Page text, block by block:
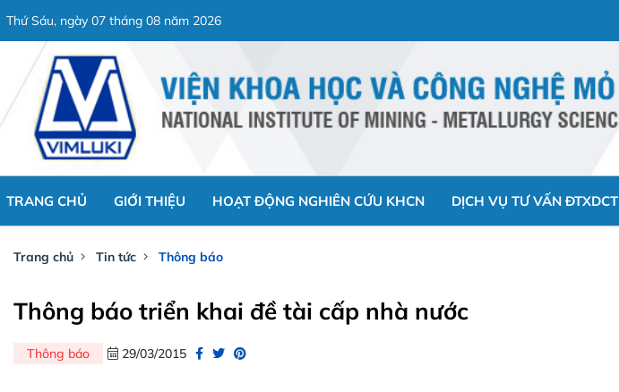
Thứ Sáu, ngày 07 tháng 08 năm 2026
TRANG CHỦ GIỚI THIỆU HOẠT ĐỘNG NGHIÊN CỨU KHCN DỊCH VỤ TƯ VẤN ĐTXDCT
Trang chủ Tin tức Thông báo
Thông báo triển khai đề tài cấp nhà nước
Thông báo 29/03/2015